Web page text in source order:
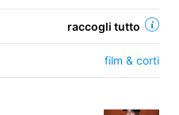
raccogli tutto
film & corti